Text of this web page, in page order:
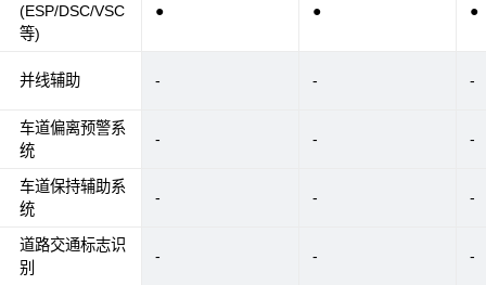
(ESP/DSC/VSC
等)
并线辅助
车道偏离预警系
统
车道保持辅助系
统
道路交通标志识
别
● ● ●
- - -
- - -
- - -
- - -